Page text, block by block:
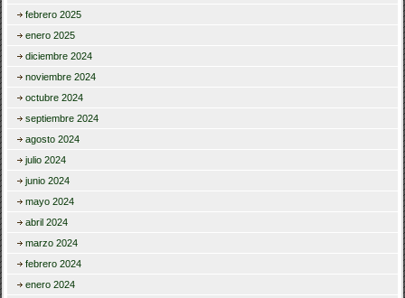
febrero 2025
enero 2025
diciembre 2024
noviembre 2024
octubre 2024
septiembre 2024
agosto 2024
julio 2024
junio 2024
mayo 2024
abril 2024
marzo 2024
febrero 2024
enero 2024